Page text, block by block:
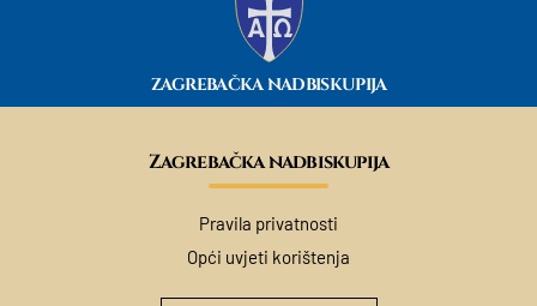
ZAGREBAČKA NADBISKUPIJA
Zagrebačka nadbiskupija
Pravila privatnosti
Opći uvjeti korištenja